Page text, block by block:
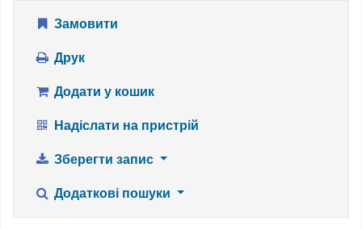
Замовити
Друк
Додати у кошик
Надіслати на пристрій
Зберегти запис
Додаткові пошуки